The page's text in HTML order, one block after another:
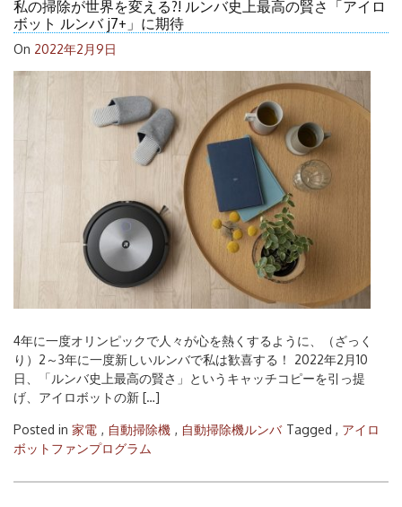
私の掃除が世界を変える?! ルンバ史上最高の賢さ「アイロ
ボット ルンバ j7+」に期待
On 2022年2月9日
4年に一度オリンピックで人々が心を熱くするように、（ざっく
り）2～3年に一度新しいルンバで私は歓喜する！ 2022年2月10
日、「ルンバ史上最高の賢さ」というキャッチコピーを引っ提
げ、アイロボットの新 […]
Posted in 家電 , 自動掃除機 , 自動掃除機ルンバ Tagged , アイロ
ボットファンプログラム